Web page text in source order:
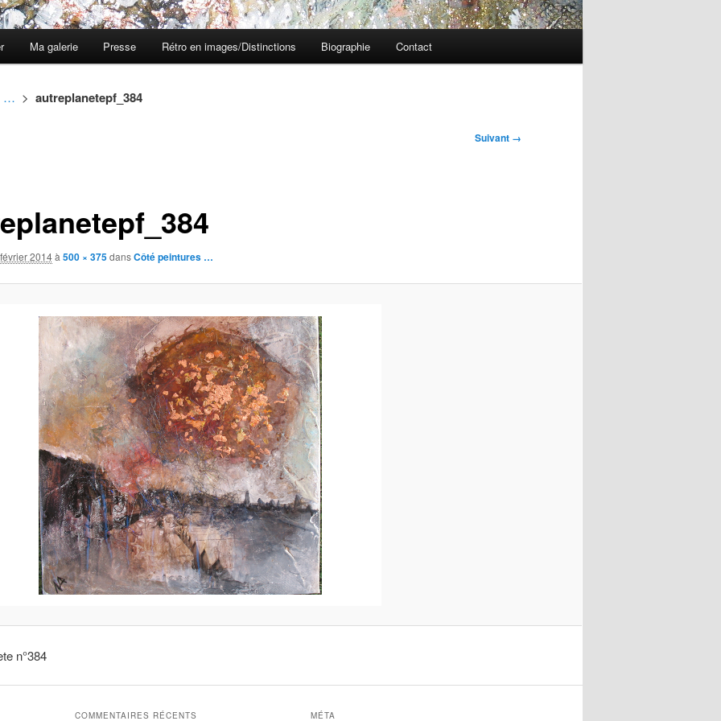
Ma galerie Presse Rétro en images/Distinctions Biographie Contact
… > autreplanetepf_384
Suivant →
2014à 500 × 375dansCôté peintures …
n°384
COMMENTAIRES RÉCENTS MÉTA